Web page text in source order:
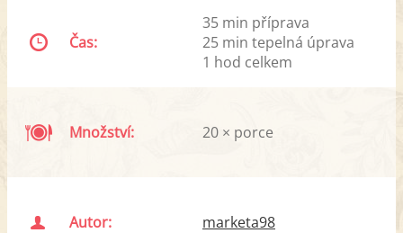
Čas:
35 min příprava
25 min tepelná úprava
1 hod celkem
Množství: 20 × porce
Autor: marketa98